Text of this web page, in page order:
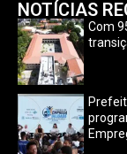
NOTÍCIAS
Com